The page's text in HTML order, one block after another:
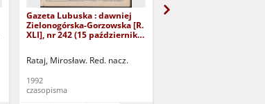
Gazeta Lubuska : dawniej
Zielonogórska-Gorzowska [R.
XLI], nr 242 (15 października
Rataj, Mirosław. Red. nacz.
1992
czasopisma